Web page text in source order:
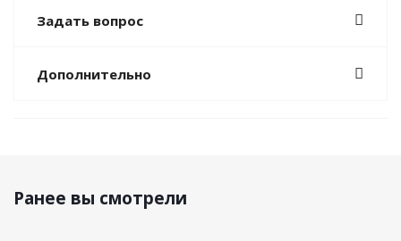
Задать вопрос
Дополнительно
Ранее вы смотрели